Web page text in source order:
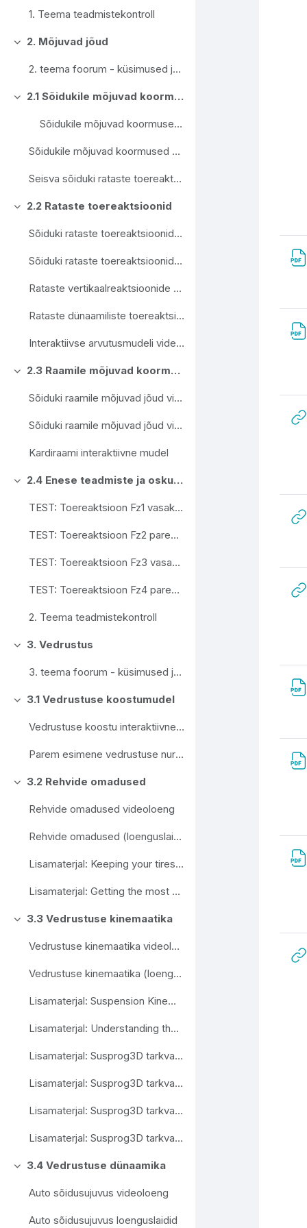
1. Teema teadmistekontroll
Свернуть
2. Mõjuvad jõud
2. teema foorum - küsimused ja arutelu autole mõjuvate jõudude osas
Свернуть 2.1 Sõidukile mõjuvad koormused
Sõidukile mõjuvad koormused sissejuhatus
Sõidukile mõjuvad koormused sissejuhatuse loenguslaidid
Seisva sõiduki rataste toereaktsioonide moodul
Свернуть
2.2 Rataste toereaktsioonid
Sõiduki rataste toereaktsioonide arvutus
Sõiduki rataste toereaktsioonide arvutuse videoloengu slaidid
Rataste vertikaalreaktsioonide arvutusmoodul
Rataste dünaamiliste toereaktsioonide interaktiivne arvutusmudel
Interaktiivse arvutusmudeli videojuhendid
Свернуть 2.3 Raamile mõjuvad koormused
Sõiduki raamile mõjuvad jõud videoloeng
Sõiduki raamile mõjuvad jõud videoloengu slaidimaterjal
Kardiraami interaktiivne mudel
Свернуть 2.4 Enese teadmiste ja oskuste kontroll
TEST: Toereaktsioon Fz1 vasak esimene ratas
TEST: Toereaktsioon Fz2 parem esimene ratas
TEST: Toereaktsioon Fz3 vasak tagumine ratas
TEST: Toereaktsioon Fz4 parem tagumine ratas
2. Teema teadmistekontroll
Свернуть
3. Vedrustus
3. teema foorum - küsimused ja arutelu vedrustuse osas
Свернуть
3.1 Vedrustuse koostumudel
Vedrustuse koostu interaktiivne CAD-mudel
Parem esimene vedrustuse nurgakoost CAD-mudel
Свернуть
3.2 Rehvide omadused
Rehvide omadused videoloeng
Rehvide omadused (loenguslaidid)
Lisamaterjal: Keeping your tires happy - Pat Clarke
Lisamaterjal: Getting the most of grip, balance, control and stability - Claude Rouelle
Свернуть
3.3 Vedrustuse kinemaatika
Vedrustuse kinemaatika videoloeng
Vedrustuse kinemaatika (loenguslaidid)
Lisamaterjal: Suspension Kinematics Design - Claude Rouelle
Lisamaterjal: Understanding the Anti's - Pat Clarke
Lisamaterjal: Susprog3D tarkvara näidisfail 1
Lisamaterjal: Susprog3D tarkvara näidisfail 2
Lisamaterjal: Susprog3D tarkvara näidisfail 3
Lisamaterjal: Susprog3D tarkvara näidisfail 4
Свернуть
3.4 Vedrustuse dünaamika
Auto sõidusujuvus videoloeng
Auto sõidusujuvus loenguslaidid